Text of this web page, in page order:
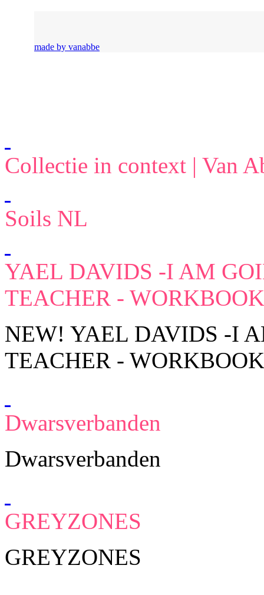
made by vanabbe
Collectie in context | Van
Soils NL
YAEL DAVIDS -I AM
TEACHER - WORKBOOK
NEW! YAEL DAVIDS -I
TEACHER - WORKBOOK
Dwarsverbanden
Dwarsverbanden
GREYZONES
GREYZONES